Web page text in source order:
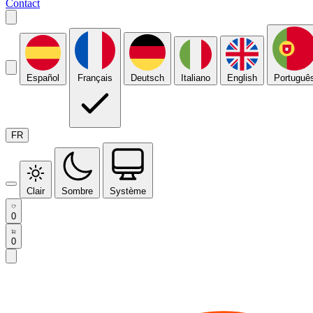
Contact
Español Français Deutsch Italiano English
FR
Clair Sombre Système
0
0